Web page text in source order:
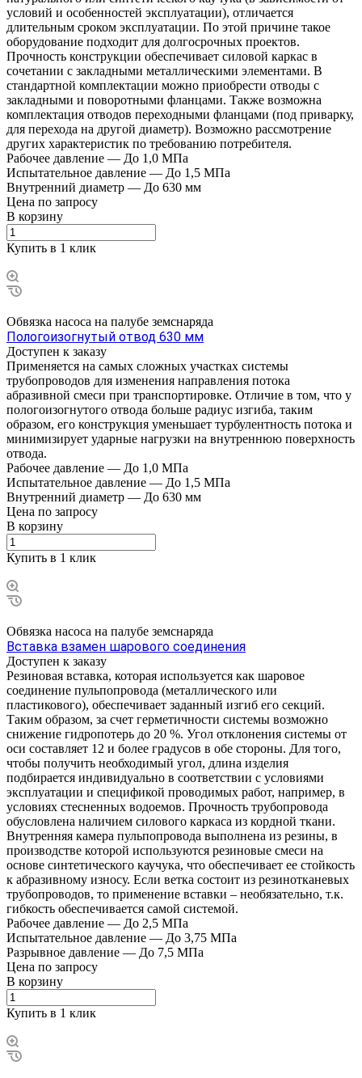
условий и особенностей эксплуатации), отличается
длительным сроком эксплуатации. По этой причине такое
оборудование подходит для долгосрочных проектов.
Прочность конструкции обеспечивает силовой каркас в
сочетании с закладными металлическими элементами. В
стандартной комплектации можно приобрести отводы с
закладными и поворотными фланцами. Также возможна
комплектация отводов переходными фланцами (под приварку,
для перехода на другой диаметр). Возможно рассмотрение
других характеристик по требованию потребителя.
Рабочее давление — До 1,0 МПа
Испытательное давление — До 1,5 МПа
Внутренний диаметр — До 630 мм
Цена по запросу
В корзину
Купить в 1 клик
Обвязка насоса на палубе земснаряда
Пологоизогнутый отвод 630 мм
Доступен к заказу
Применяется на самых сложных участках системы
трубопроводов для изменения направления потока
абразивной смеси при транспортировке. Отличие в том, что у
пологоизогнутого отвода больше радиус изгиба, таким
образом, его конструкция уменьшает турбулентность потока и
минимизирует ударные нагрузки на внутреннюю поверхность
отвода.
Рабочее давление — До 1,0 МПа
Испытательное давление — До 1,5 МПа
Внутренний диаметр — До 630 мм
Цена по запросу
В корзину
Купить в 1 клик
Обвязка насоса на палубе земснаряда
Вставка взамен шарового соединения
Доступен к заказу
Резиновая вставка, которая используется как шаровое
соединение пульпопровода (металлического или
пластикового), обеспечивает заданный изгиб его секций.
Таким образом, за счет герметичности системы возможно
снижение гидропотерь до 20 %. Угол отклонения системы от
оси составляет 12 и более градусов в обе стороны. Для того,
чтобы получить необходимый угол, длина изделия
подбирается индивидуально в соответствии с условиями
эксплуатации и спецификой проводимых работ, например, в
условиях стесненных водоемов. Прочность трубопровода
обусловлена наличием силового каркаса из кордной ткани.
Внутренняя камера пульпопровода выполнена из резины, в
производстве которой используются резиновые смеси на
основе синтетического каучука, что обеспечивает ее стойкость
к абразивному износу. Если ветка состоит из резинотканевых
трубопроводов, то применение вставки – необязательно, т.к.
гибкость обеспечивается самой системой.
Рабочее давление — До 2,5 МПа
Испытательное давление — До 3,75 МПа
Разрывное давление — До 7,5 МПа
Цена по запросу
В корзину
Купить в 1 клик